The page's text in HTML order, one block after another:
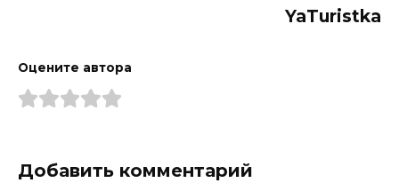
YaTuristka
Оцените автора
Добавить комментарий